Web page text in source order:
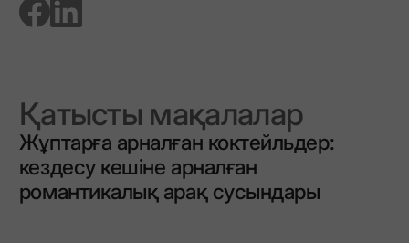
Қатысты мақалалар
Жұптарға арналған коктейльдер:
кездесу кешіне арналған
романтикалық арақ сусындары